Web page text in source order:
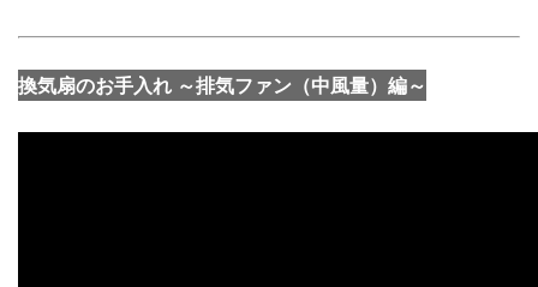
換気扇のお手入れ ～排気ファン（中風量）編～